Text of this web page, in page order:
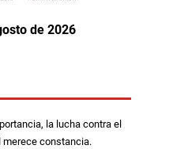
de 2026
la lucha contra el
merece constancia.